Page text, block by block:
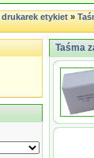
drukarek etykiet»
Taśma